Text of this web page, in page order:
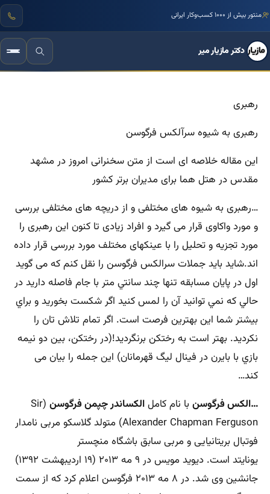
مرجع تخصصی زبان بدن و فنون مذاکره ایران
دکتر مازیار میر
رهبری
رهبری به شیوه سرآلکس فرگوسن
این مقاله خلاصه ای است از متن سخنرانی امروز در مشهد
مقدس در هتل هما برای مدیران برتر کشور
…رهبری به شیوه های مختلفی و از دریچه های مختلفی بررسی
و مورد واکاوی قرار می گیرد و افراد زیادی تا کنون این رهبری را
مورد تجزیه و تحلیل را با عینکهای مختلف مورد بررسی قرار داده
اند.شاید باید جملات سرالکس فرگوسن را نقل کنم که می گوید
اول در پايان مسابقه تنها چند سانتي متر با جام فاصله داريد در
حالي که نمي توانيد آن را لمس کنيد اگر شکست بخوريد و براي
بيشتر شما اين بهترين فرصت است. اگر تمام تلاش تان را
نکرديد. بهتر است به رختکن برنگرديد!(در رختکن، بين دو نيمه
بازي با بايرن در فينال ليگ قهرمانان) این جمله را بیان می
کند…
…الکس فرگوسنبا نام کاملالکساندر چپمن فرگوسن (
Sir
Alexander Chapman Ferguson) متولد گلاسکو مربی نامدار
فوتبال بریتانیایی و مربی سابق باشگاه منچستر
یونایتد است. دیوید مویس در ۹ مه ۲۰۱۳ (۱۹ اردیبهشت ۱۳۹۲)
جانشین وی شد. در ۸ مه ۲۰۱۳ فرگوسن اعلام کرد که از سمت